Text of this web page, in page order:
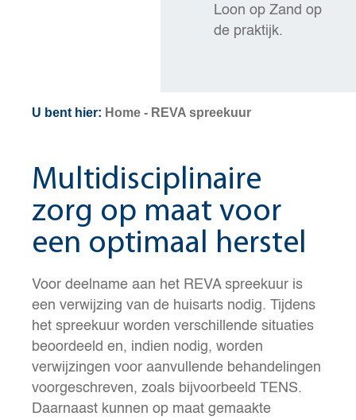
Loon op Zand op
de praktijk.
U bent hier: Home - REVA spreekuur
Multidisciplinaire
zorg op maat voor
een optimaal herstel
Voor deelname aan het REVA spreekuur is
een verwijzing van de huisarts nodig. Tijdens
het spreekuur worden verschillende situaties
beoordeeld en, indien nodig, worden
verwijzingen voor aanvullende behandelingen
voorgeschreven, zoals bijvoorbeeld TENS.
Daarnaast kunnen op maat gemaakte